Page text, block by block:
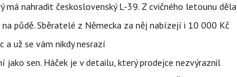
má nahradit československý L-39. Z cvičného letounu
půdě. Sběratelé z Německa za něj nabízejí i 10 000 Kč
už se vám nikdy nesrazí
sen. Háček je v detailu, který prodejce nezvýraznil